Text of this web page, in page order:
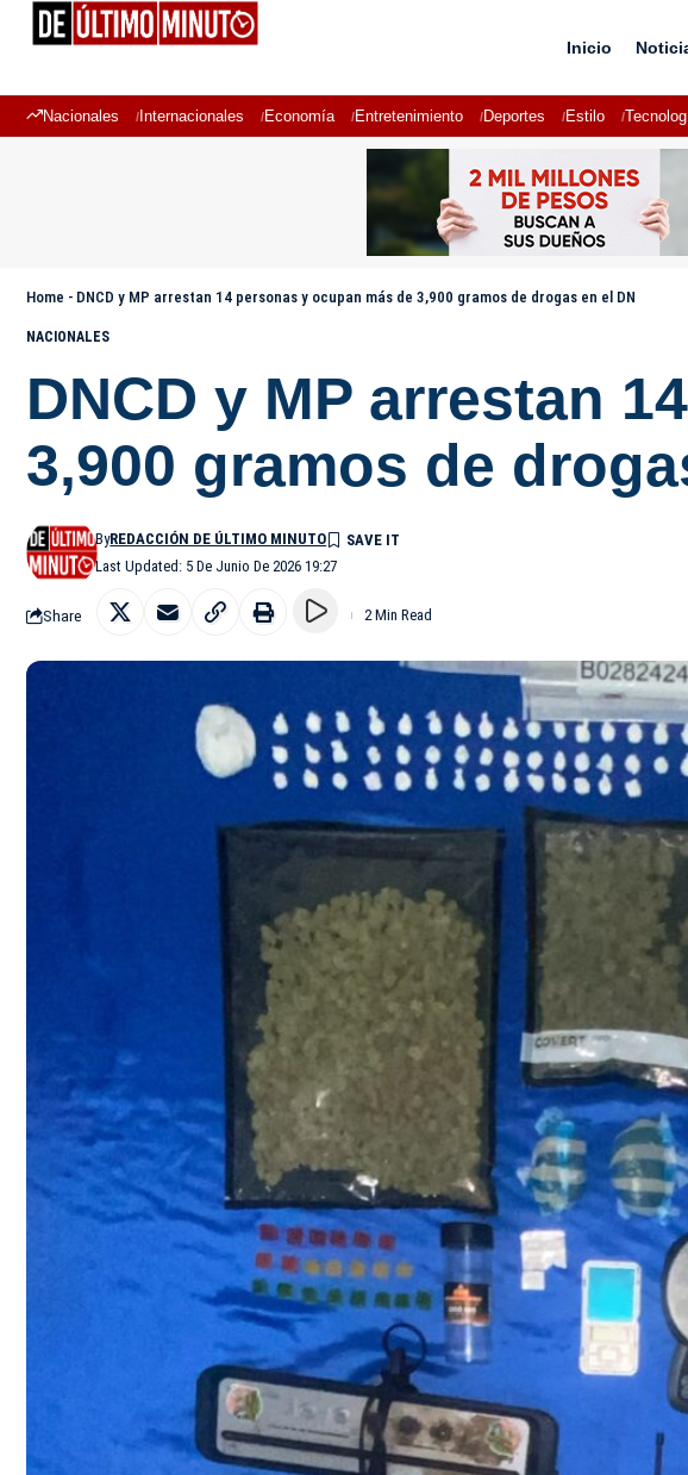
Inicio
Nacionales Internacionales Economía Entretenimiento Deportes Estilo
Home - DNCD y MP arrestan 14 personas y ocupan más de 3,900 gramos de drogas en el DN
NACIONALES
DNCD y MP arrestan
3,900 gramos de
Last Updated: 5 De Junio De 2026 19:27
ByREDACCIÓN DE ÚLTIMO MINUTO
Share 2 Min Read